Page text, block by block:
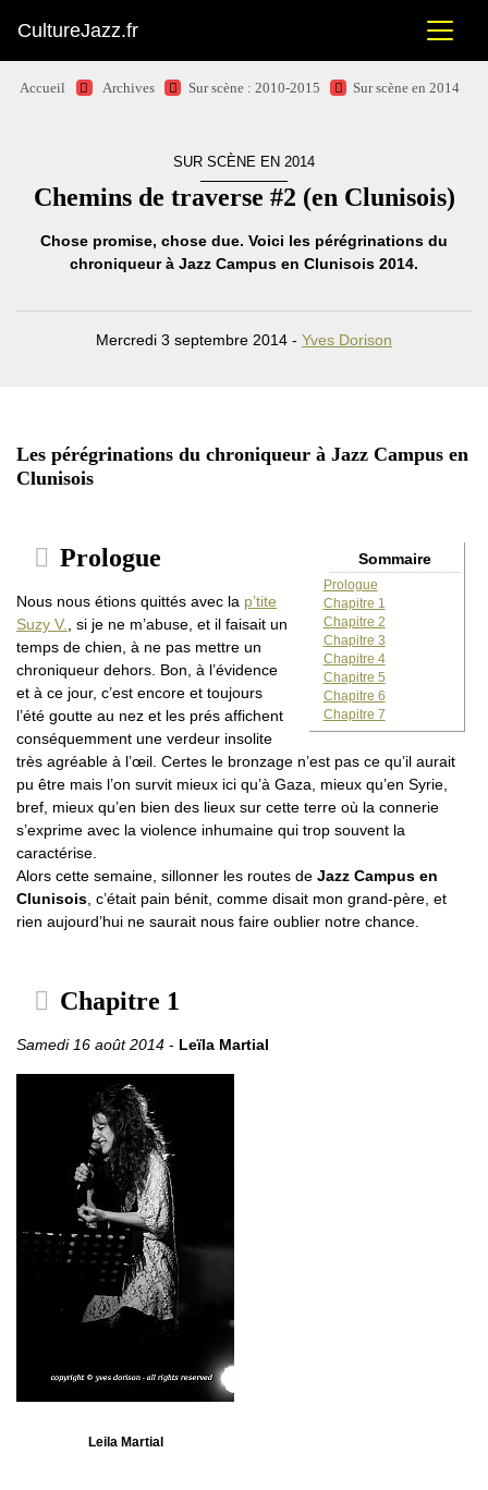
CultureJazz.fr
Accueil Archives Sur scène : 2010-2015 Sur scène en 2014
SUR SCÈNE EN 2014
Chemins de traverse #2 (en Clunisois)
Chose promise, chose due. Voici les pérégrinations du
chroniqueur à Jazz Campus en Clunisois 2014.
Mercredi 3 septembre 2014 - Yves Dorison
Les pérégrinations du chroniqueur à Jazz Campus en
Clunisois
Sommaire
Prologue
Chapitre 1
Chapitre 2
Chapitre 3
Chapitre 4
Chapitre 5
Chapitre 6
Chapitre 7
Prologue
Nous nous étions quittés avec la p’tite
Suzy V.
, si je ne m’abuse, et il faisait un
temps de chien, à ne pas mettre un
chroniqueur dehors. Bon, à l’évidence
et à ce jour, c’est encore et toujours
l’été goutte au nez et les prés affichent
conséquemment une verdeur insolite
très agréable à l’œil. Certes le bronzage n’est pas ce qu’il aurait
pu être mais l’on survit mieux ici qu’à Gaza, mieux qu’en Syrie,
bref, mieux qu’en bien des lieux sur cette terre où la connerie
s’exprime avec la violence inhumaine qui trop souvent la
caractérise.
Alors cette semaine, sillonner les routes de Jazz Campus en
Clunisois , c’était pain bénit, comme disait mon grand-père, et
rien aujourd’hui ne saurait nous faire oublier notre chance.
Chapitre 1
Samedi 16 août 2014 - Leïla Martial
Leila Martial